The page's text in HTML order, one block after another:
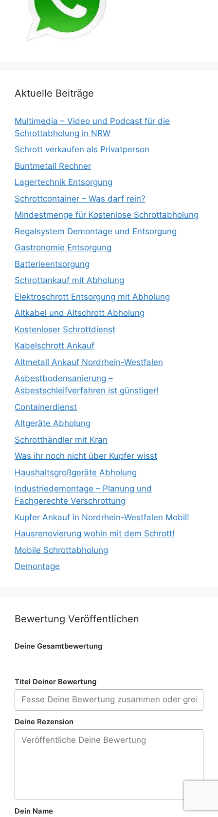
Aktuelle Beiträge
Multimedia – Video und Podcast für die
Schrottabholung in NRW
Schrott verkaufen als Privatperson
Buntmetall Rechner
Lagertechnik Entsorgung
Schrottcontainer – Was darf rein?
Mindestmenge für Kostenlose Schrottabholung
Regalsystem Demontage und Entsorgung
Gastronomie Entsorgung
Batterieentsorgung
Schrottankauf mit Abholung
Elektroschrott Entsorgung mit Abholung
Altkabel und Altschrott Abholung
Kostenloser Schrottdienst
Kabelschrott Ankauf
Altmetall Ankauf Nordrhein-Westfalen
Asbestbodensanierung –
Asbestschleifverfahren ist günstiger!
Containerdienst
Altgeräte Abholung
Schrotthändler mit Kran
Was ihr noch nicht über Kupfer wisst
Haushaltsgroßgeräte Abholung
Industriedemontage – Planung und
Fachgerechte Verschrottung
Kupfer Ankauf in Nordrhein-Westfalen Mobil!
Hausrenovierung wohin mit dem Schrott!
Mobile Schrottabholung
Demontage
Bewertung Veröffentlichen
Deine Gesamtbewertung
Titel Deiner Bewertung
Deine Rezension
Dein Name